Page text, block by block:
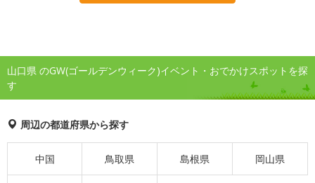
山口県 のGW(ゴールデンウィーク)イベント・おでかけスポットを探
す
周辺の都道府県から探す
中国 鳥取県 島根県 岡山県